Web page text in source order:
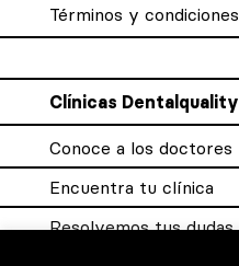
Términos y condiciones
Clínicas Dentalquality
Conoce a los doctores
Encuentra tu clínica
Resolvemos tus dudas